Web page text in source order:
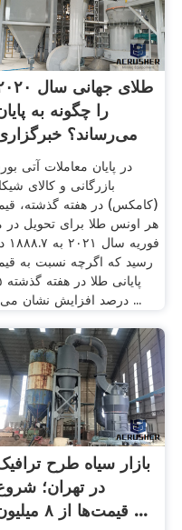
طلای جهانی سال
را چگونه به
می‌رساند؟
در پایان معاملات آتی
بازرگانی و کالای
(کامکس) در هفته گذشته،
هر اونس طلا برای تحویل در
رسید که اگرچه نسبت به
درصد افزایش نشان می‌داد ...
بازار سیاه طرح
در تهران؛
قیمت‌ها از ۸ میلیون ...